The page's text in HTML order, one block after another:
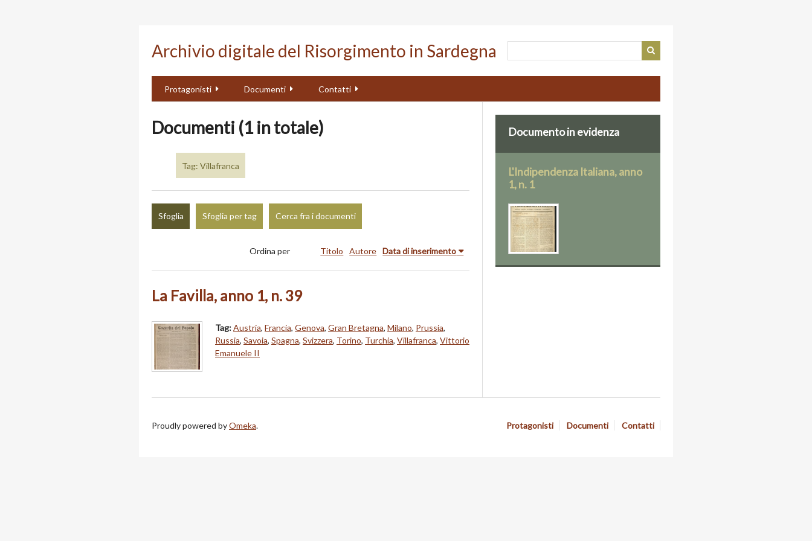
Archivio digitale del Risorgimento in Sardegna
Protagonisti Documenti Contatti
Documenti (1 in totale)
Tag: Villafranca
Sfoglia Sfoglia per tag Cerca fra i documenti
Ordina per Titolo Autore Data di inserimento
La Favilla, anno 1, n. 39
Tag:Austria, Francia, Genova, Gran Bretagna, Milano, Prussia,
Russia, Savoia, Spagna, Svizzera, Torino, Turchia, Villafranca, Vittorio
Emanuele II
Documento in evidenza
L'Indipendenza Italiana, anno
1, n. 1
Protagonisti Documenti Contatti
Proudly powered byOmeka.